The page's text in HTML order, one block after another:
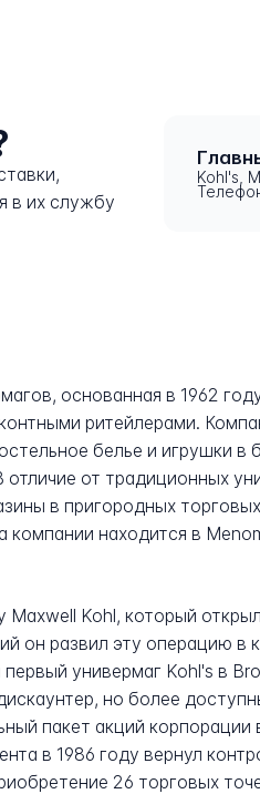
в их службу
Kohl's,
основанная в 1962
ритейлерами.
белье и игрушки в
от традиционных
в пригородных
находится в
Kohl, который
он развил эту операцию
универмаг Kohl's в
но более
пакет акций
в 1986 году вернул
26 торговых